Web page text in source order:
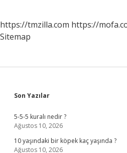
https://tmzilla.com https://
Sitemap
Sidebar
Son Yazılar
5-5-5 kuralı nedir ?
Ağustos 10, 2026
10 yaşındaki bir köpek kaç yaşında ?
Ağustos 10, 2026